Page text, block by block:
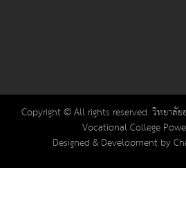
Copyright © All rights reserved. วิทยาลั
Vocational College
Designed & Development by